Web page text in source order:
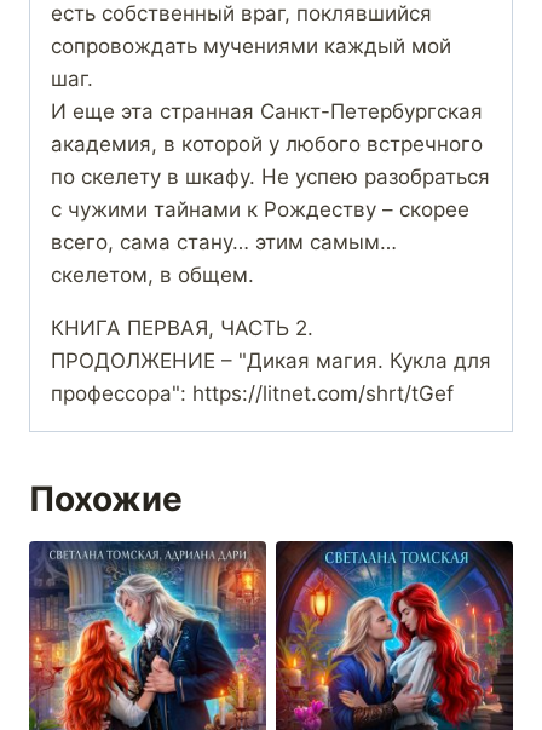
есть собственный враг, поклявшийся
сопровождать мучениями каждый мой
шаг.
И еще эта странная Санкт-Петербургская
академия, в которой у любого встречного
по скелету в шкафу. Не успею разобраться
с чужими тайнами к Рождеству – скорее
всего, сама стану… этим самым…
скелетом, в общем.
КНИГА ПЕРВАЯ, ЧАСТЬ 2.
ПРОДОЛЖЕНИЕ – "Дикая магия. Кукла для
профессора": https://litnet.com/shrt/tGef
Похожие